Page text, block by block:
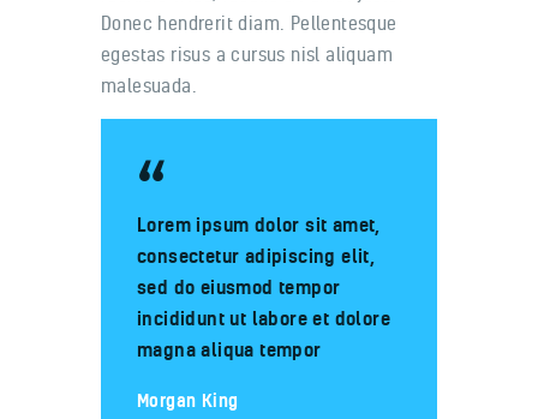
Donec hendrerit diam. Pellentesque
egestas risus a cursus nisl aliquam
malesuada.
Lorem ipsum dolor sit amet,
consectetur adipiscing elit,
sed do eiusmod tempor
incididunt ut labore et dolore
magna aliqua tempor
Morgan King